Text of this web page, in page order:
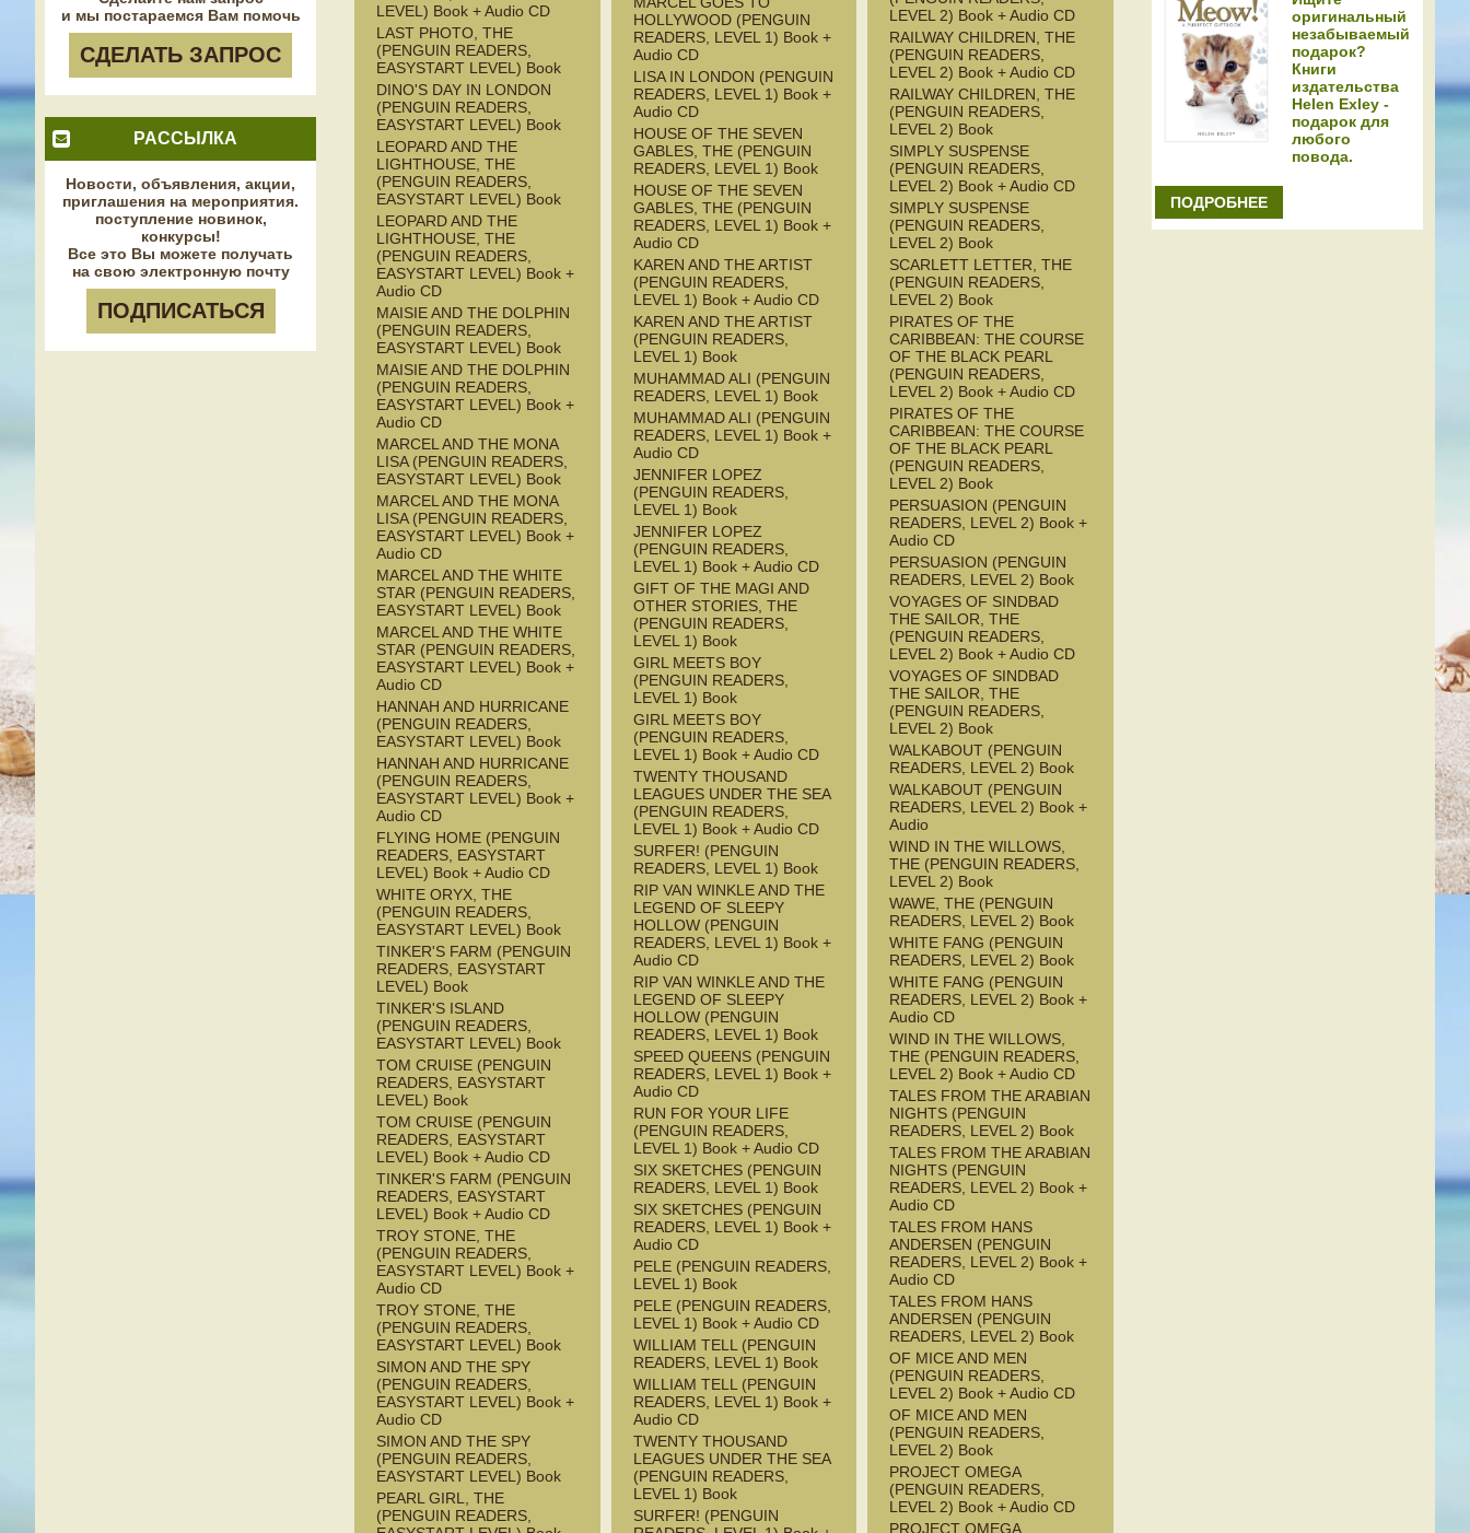
и мы постараемся Вам помочь
СДЕЛАТЬ ЗАПРОС
РАССЫЛКА
Новости, объявления, акции,
приглашения на мероприятия.
поступление новинок,
конкурсы!
Все это Вы можете получать
на свою электронную почту
ПОДПИСАТЬСЯ
LEVEL) Book + Audio CD
LAST PHOTO, THE
(PENGUIN READERS,
EASYSTART LEVEL) Book
DINO'S DAY IN LONDON
(PENGUIN READERS,
EASYSTART LEVEL) Book
LEOPARD AND THE
LIGHTHOUSE, THE
(PENGUIN READERS,
EASYSTART LEVEL) Book
LEOPARD AND THE
LIGHTHOUSE, THE
(PENGUIN READERS,
EASYSTART LEVEL) Book +
Audio CD
MAISIE AND THE DOLPHIN
(PENGUIN READERS,
EASYSTART LEVEL) Book
MAISIE AND THE DOLPHIN
(PENGUIN READERS,
EASYSTART LEVEL) Book +
Audio CD
MARCEL AND THE MONA
LISA (PENGUIN READERS,
EASYSTART LEVEL) Book
MARCEL AND THE MONA
LISA (PENGUIN READERS,
EASYSTART LEVEL) Book +
Audio CD
MARCEL AND THE WHITE
STAR (PENGUIN READERS,
EASYSTART LEVEL) Book
MARCEL AND THE WHITE
STAR (PENGUIN READERS,
EASYSTART LEVEL) Book +
Audio CD
HANNAH AND HURRICANE
(PENGUIN READERS,
EASYSTART LEVEL) Book
HANNAH AND HURRICANE
(PENGUIN READERS,
EASYSTART LEVEL) Book +
Audio CD
FLYING HOME (PENGUIN
READERS, EASYSTART
LEVEL) Book + Audio CD
WHITE ORYX, THE
(PENGUIN READERS,
EASYSTART LEVEL) Book
TINKER'S FARM (PENGUIN
READERS, EASYSTART
LEVEL) Book
TINKER'S ISLAND
(PENGUIN READERS,
EASYSTART LEVEL) Book
TOM CRUISE (PENGUIN
READERS, EASYSTART
LEVEL) Book
TOM CRUISE (PENGUIN
READERS, EASYSTART
LEVEL) Book + Audio CD
TINKER'S FARM (PENGUIN
READERS, EASYSTART
LEVEL) Book + Audio CD
TROY STONE, THE
(PENGUIN READERS,
EASYSTART LEVEL) Book +
Audio CD
TROY STONE, THE
(PENGUIN READERS,
EASYSTART LEVEL) Book
SIMON AND THE SPY
(PENGUIN READERS,
EASYSTART LEVEL) Book +
Audio CD
SIMON AND THE SPY
(PENGUIN READERS,
EASYSTART LEVEL) Book
PEARL GIRL, THE
(PENGUIN READERS,
HOLLYWOOD (PENGUIN
READERS, LEVEL 1) Book +
Audio CD
LISA IN LONDON (PENGUIN
READERS, LEVEL 1) Book +
Audio CD
HOUSE OF THE SEVEN
GABLES, THE (PENGUIN
READERS, LEVEL 1) Book
HOUSE OF THE SEVEN
GABLES, THE (PENGUIN
READERS, LEVEL 1) Book +
Audio CD
KAREN AND THE ARTIST
(PENGUIN READERS,
LEVEL 1) Book + Audio CD
KAREN AND THE ARTIST
(PENGUIN READERS,
LEVEL 1) Book
MUHAMMAD ALI (PENGUIN
READERS, LEVEL 1) Book
MUHAMMAD ALI (PENGUIN
READERS, LEVEL 1) Book +
Audio CD
JENNIFER LOPEZ
(PENGUIN READERS,
LEVEL 1) Book
JENNIFER LOPEZ
(PENGUIN READERS,
LEVEL 1) Book + Audio CD
GIFT OF THE MAGI AND
OTHER STORIES, THE
(PENGUIN READERS,
LEVEL 1) Book
GIRL MEETS BOY
(PENGUIN READERS,
LEVEL 1) Book
GIRL MEETS BOY
(PENGUIN READERS,
LEVEL 1) Book + Audio CD
TWENTY THOUSAND
LEAGUES UNDER THE SEA
(PENGUIN READERS,
LEVEL 1) Book + Audio CD
SURFER! (PENGUIN
READERS, LEVEL 1) Book
RIP VAN WINKLE AND THE
LEGEND OF SLEEPY
HOLLOW (PENGUIN
READERS, LEVEL 1) Book +
Audio CD
RIP VAN WINKLE AND THE
LEGEND OF SLEEPY
HOLLOW (PENGUIN
READERS, LEVEL 1) Book
SPEED QUEENS (PENGUIN
READERS, LEVEL 1) Book +
Audio CD
RUN FOR YOUR LIFE
(PENGUIN READERS,
LEVEL 1) Book + Audio CD
SIX SKETCHES (PENGUIN
READERS, LEVEL 1) Book
SIX SKETCHES (PENGUIN
READERS, LEVEL 1) Book +
Audio CD
PELE (PENGUIN READERS,
LEVEL 1) Book
PELE (PENGUIN READERS,
LEVEL 1) Book + Audio CD
WILLIAM TELL (PENGUIN
READERS, LEVEL 1) Book
WILLIAM TELL (PENGUIN
READERS, LEVEL 1) Book +
Audio CD
TWENTY THOUSAND
LEAGUES UNDER THE SEA
(PENGUIN READERS,
LEVEL 1) Book
SURFER! (PENGUIN
LEVEL 2) Book + Audio CD
RAILWAY CHILDREN, THE
(PENGUIN READERS,
LEVEL 2) Book + Audio CD
RAILWAY CHILDREN, THE
(PENGUIN READERS,
LEVEL 2) Book
SIMPLY SUSPENSE
(PENGUIN READERS,
LEVEL 2) Book + Audio CD
SIMPLY SUSPENSE
(PENGUIN READERS,
LEVEL 2) Book
SCARLETT LETTER, THE
(PENGUIN READERS,
LEVEL 2) Book
PIRATES OF THE
CARIBBEAN: THE COURSE
OF THE BLACK PEARL
(PENGUIN READERS,
LEVEL 2) Book + Audio CD
PIRATES OF THE
CARIBBEAN: THE COURSE
OF THE BLACK PEARL
(PENGUIN READERS,
LEVEL 2) Book
PERSUASION (PENGUIN
READERS, LEVEL 2) Book +
Audio CD
PERSUASION (PENGUIN
READERS, LEVEL 2) Book
VOYAGES OF SINDBAD
THE SAILOR, THE
(PENGUIN READERS,
LEVEL 2) Book + Audio CD
VOYAGES OF SINDBAD
THE SAILOR, THE
(PENGUIN READERS,
LEVEL 2) Book
WALKABOUT (PENGUIN
READERS, LEVEL 2) Book
WALKABOUT (PENGUIN
READERS, LEVEL 2) Book +
Audio
WIND IN THE WILLOWS,
THE (PENGUIN READERS,
LEVEL 2) Book
WAWE, THE (PENGUIN
READERS, LEVEL 2) Book
WHITE FANG (PENGUIN
READERS, LEVEL 2) Book
WHITE FANG (PENGUIN
READERS, LEVEL 2) Book +
Audio CD
WIND IN THE WILLOWS,
THE (PENGUIN READERS,
LEVEL 2) Book + Audio CD
TALES FROM THE ARABIAN
NIGHTS (PENGUIN
READERS, LEVEL 2) Book
TALES FROM THE ARABIAN
NIGHTS (PENGUIN
READERS, LEVEL 2) Book +
Audio CD
TALES FROM HANS
ANDERSEN (PENGUIN
READERS, LEVEL 2) Book +
Audio CD
TALES FROM HANS
ANDERSEN (PENGUIN
READERS, LEVEL 2) Book
OF MICE AND MEN
(PENGUIN READERS,
LEVEL 2) Book + Audio CD
OF MICE AND MEN
(PENGUIN READERS,
LEVEL 2) Book
PROJECT OMEGA
(PENGUIN READERS,
LEVEL 2) Book + Audio CD
PROJECT OMEGA
оригинальный
незабываемый
подарок?
Книги
издательства
Helen Exley -
подарок для
любого
повода.
ПОДРОБНЕЕ